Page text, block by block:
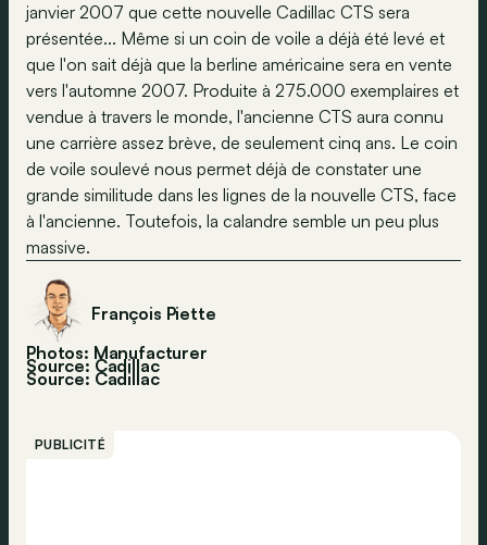
janvier 2007 que cette nouvelle Cadillac CTS sera
présentée... Même si un coin de voile a déjà été levé et
que l'on sait déjà que la berline américaine sera en vente
vers l'automne 2007. Produite à 275.000 exemplaires et
vendue à travers le monde, l'ancienne CTS aura connu
une carrière assez brève, de seulement cinq ans. Le coin
de voile soulevé nous permet déjà de constater une
grande similitude dans les lignes de la nouvelle CTS, face
à l'ancienne. Toutefois, la calandre semble un peu plus
massive.
François Piette
Photos: Manufacturer
Source: Cadillac
Source: Cadillac
PUBLICITÉ